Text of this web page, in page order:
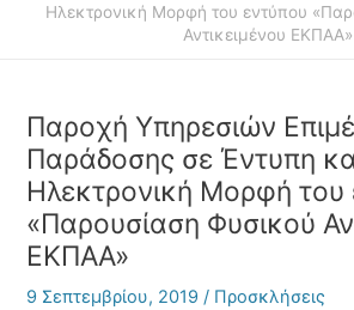
Ηλεκτρονική Μορφή του εντύπου
Αντικειμένου ΕΚΠΑΑ»
Παροχή Υπηρεσιών
Παράδοσης σε Έντυπη
Ηλεκτρονική Μορφή του
«Παρουσίαση Φυσικού
ΕΚΠΑΑ»
9 Σεπτεμβρίου, 2019/ Προσκλήσεις